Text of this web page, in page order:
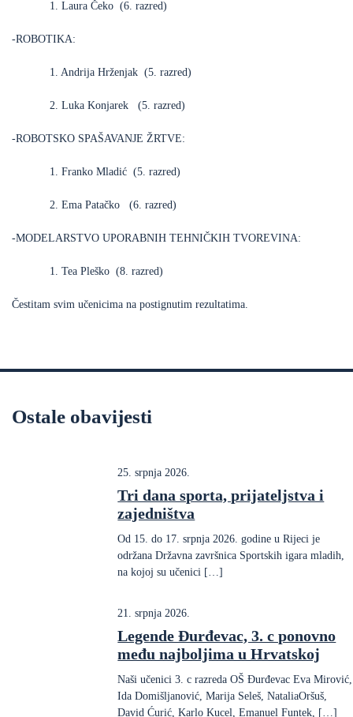
1. Laura Čeko (6. razred)
-ROBOTIKA:
1. Andrija Hrženjak (5. razred)
2. Luka Konjarek (5. razred)
-ROBOTSKO SPAŠAVANJE ŽRTVE:
1. Franko Mladić (5. razred)
2. Ema Patačko (6. razred)
-MODELARSTVO UPORABNIH TEHNIČKIH TVOREVINA:
1. Tea Pleško (8. razred)
Čestitam svim učenicima na postignutim rezultatima.
Ostale obavijesti
25. srpnja 2026.
Tri dana sporta, prijateljstva i
zajedništva
Od 15. do 17. srpnja 2026. godine u Rijeci je
održana Državna završnica Sportskih igara mladih,
na kojoj su učenici […]
21. srpnja 2026.
Legende Đurđevac, 3. c ponovno
među najboljima u Hrvatskoj
Naši učenici 3. c razreda OŠ Đurđevac Eva Mirović,
Ida Domišljanović, Marija Seleš, NataliaOršuš,
David Ćurić, Karlo Kucel, Emanuel Funtek, […]